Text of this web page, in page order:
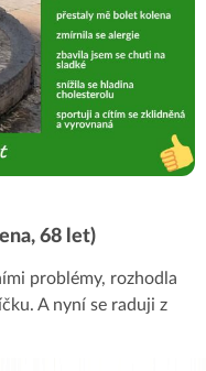
68 let)
problémy, rozhodla
A nyní se raduji z